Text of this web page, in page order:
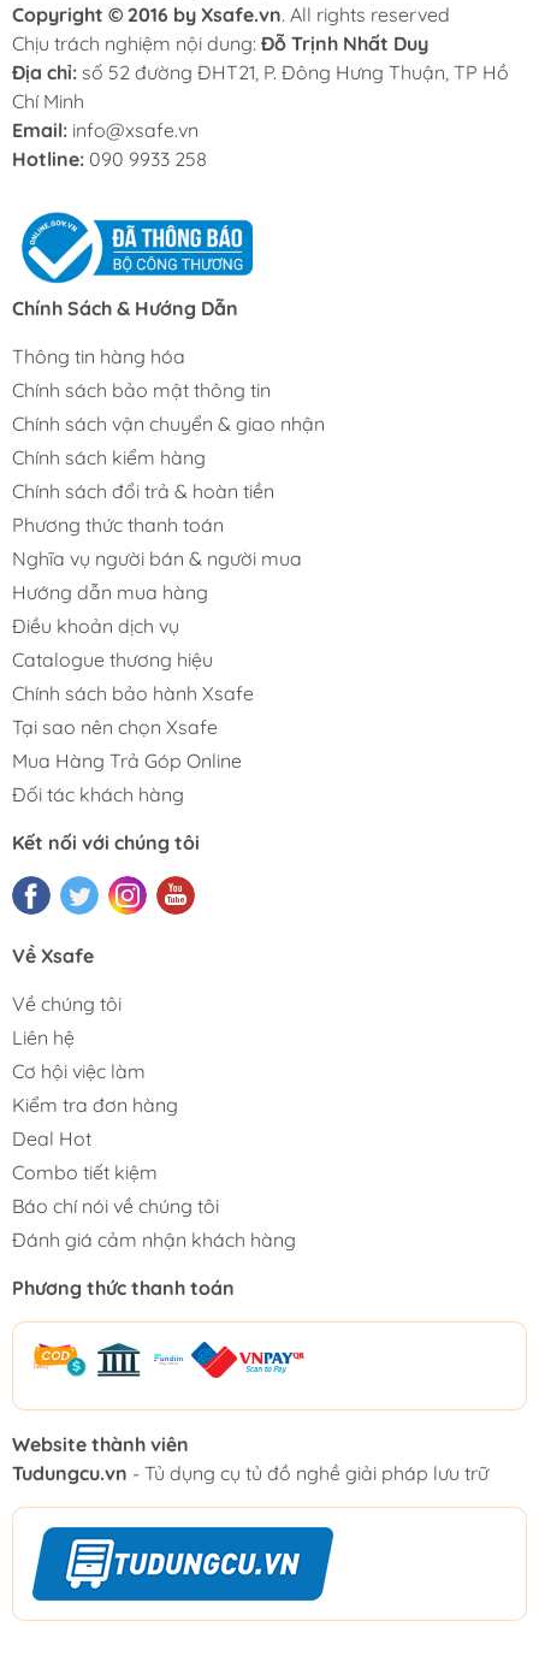
Copyright © 2016 by Xsafe.vn. All rights reserved
Chịu trách nghiệm nội dung: Đỗ Trịnh Nhất Duy
Địa chỉ: số 52 đường ĐHT21, P. Đông Hưng Thuận, TP Hồ
Chí Minh
Email: info@xsafe.vn
Hotline: 090 9933 258
Chính Sách & Hướng Dẫn
Thông tin hàng hóa
Chính sách bảo mật thông tin
Chính sách vận chuyển & giao nhận
Chính sách kiểm hàng
Chính sách đổi trả & hoàn tiền
Phương thức thanh toán
Nghĩa vụ người bán & người mua
Hướng dẫn mua hàng
Điều khoản dịch vụ
Catalogue thương hiệu
Chính sách bảo hành Xsafe
Tại sao nên chọn Xsafe
Mua Hàng Trả Góp Online
Đối tác khách hàng
Kết nối với chúng tôi
Về Xsafe
Về chúng tôi
Liên hệ
Cơ hội việc làm
Kiểm tra đơn hàng
Deal Hot
Combo tiết kiệm
Báo chí nói về chúng tôi
Đánh giá cảm nhận khách hàng
Phương thức thanh toán
Website thành viên
Tudungcu.vn - Tủ dụng cụ tủ đồ nghề giải pháp lưu trữ